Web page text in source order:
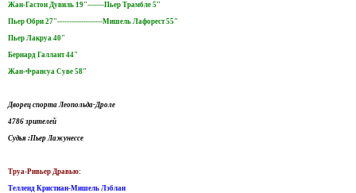
Жан-Гастон Дувиль 19"-------Пьер Трамбле 5"
Пьер Обри 27"-------------------Мишель Лафорест 55"
Пьер Лакруа 40"
Бернард Галлант 44"
Жан-Франсуа Суве 58"
Дворец спорта Леопольда-Дроле
4786 зрителей
Судья :Пьер Лажунессе
Труа-Ривьер Дравью:
Телленд Кристиан-Мишель Лэблан